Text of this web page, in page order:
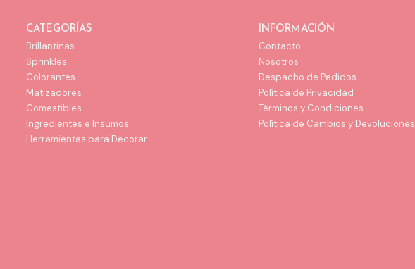
CATEGORÍAS
Brillantinas
Sprinkles
Colorantes
Matizadores
Comestibles
Ingredientes e Insumos
Herramientas para Decorar
INFORMACIÓN
Contacto
Nosotros
Despacho de Pedidos
Política de Privacidad
Términos y Condiciones
Política de Cambios y Devoluciones